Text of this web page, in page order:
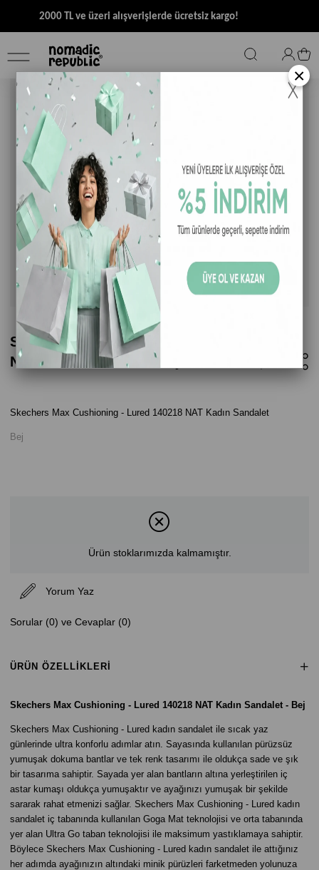
2000 TL ve üzeri alışverişlerde ücretsiz kargo!
Skechers Max Cushioning - Lured 140218
NAT Kadın Sandalet - Bej
Skechers Max Cushioning - Lured 140218 NAT Kadın Sandalet
Bej
Ürün stoklarımızda kalmamıştır.
Yorum Yaz
Sorular (0) ve Cevaplar (0)
ÜRÜN ÖZELLIKLERI
Skechers Max Cushioning - Lured 140218 NAT Kadın Sandalet - Bej
Skechers Max Cushioning - Lured kadın sandalet ile sıcak yaz
günlerinde ultra konforlu adımlar atın. Sayasında kullanılan pürüzsüz
yumuşak dokuma bantlar ve tek renk tasarımı ile oldukça sade ve şık
bir tasarıma sahiptir. Sayada yer alan bantların altına yerleştirilen iç
astar kumaşı oldukça yumuşaktır ve ayağınızı yumuşak bir şekilde
sararak rahat etmenizi sağlar. Skechers Max Cushioning - Lured kadın
sandalet iç tabanında kullanılan Goga Mat teknolojisi ve orta tabanında
yer alan Ultra Go taban teknolojisi ile maksimum yastıklamaya sahiptir.
Böylece Skechers Max Cushioning - Lured kadın sandalet ile attığınız
her adımda ayağınızın altındaki minik pürüzleri farketmeden yolunuza
×